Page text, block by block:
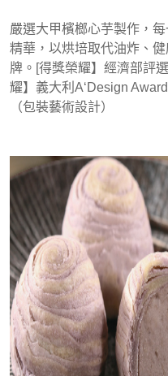
嚴選大甲檳榔心芋製作，
精華，以烘培取代油炸、
牌。[得獎榮耀】經濟部評
耀】義大利A‘Design
（包裝藝術設計）